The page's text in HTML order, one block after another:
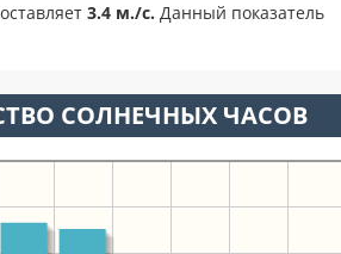
3.4 м./с. Данный показатель
СОЛНЕЧНЫХ ЧАСОВ